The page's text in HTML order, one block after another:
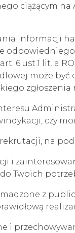
ciążącym
informacji
6 ust.1 lit. a
może
windykacji, czy
na
i
Twoich
z
i